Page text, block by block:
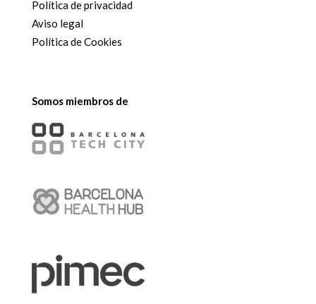
Política de privacidad
Aviso legal
Política de Cookies
Somos miembros de